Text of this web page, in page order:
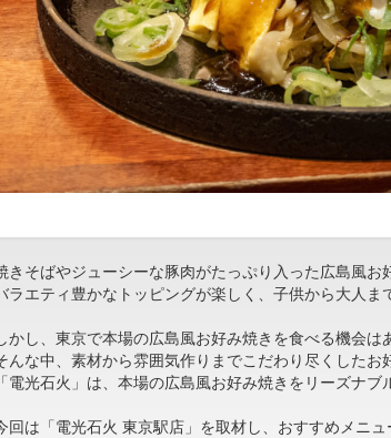
きそばやジューシーな豚肉がたっぷり入った広島風お
ラエティ豊かなトッピングが楽しく、子供から大人ま
かし、東京で本場の広島風お好み焼きを食べる機会
んな中、素材から雰囲気作りまでこだわり尽くしたお
「電光石火」は、本場の広島風お好み焼きをリーズナブ
回は「電光石火 東京駅店」を取材し、おすすめメニ